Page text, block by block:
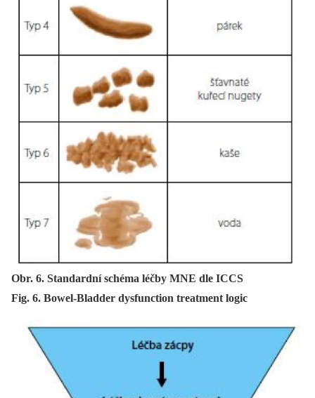
Obr. 6. Standardní schéma léčby MNE dle ICCS
Fig. 6. Bowel-Bladder dysfunction treatment logic